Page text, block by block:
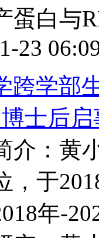
蛋白与
23
跨学部
士后启
介：黄
，于
年-